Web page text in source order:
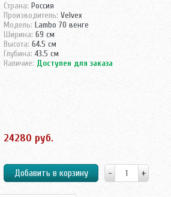
Страна: Россия
Производитель: Velvex
Модель: Lambo 70 венге
Ширина: 69 см
Высота: 64.5 см
Глубина: 43.5 см
Наличие: Доступен для заказа
24280 руб.